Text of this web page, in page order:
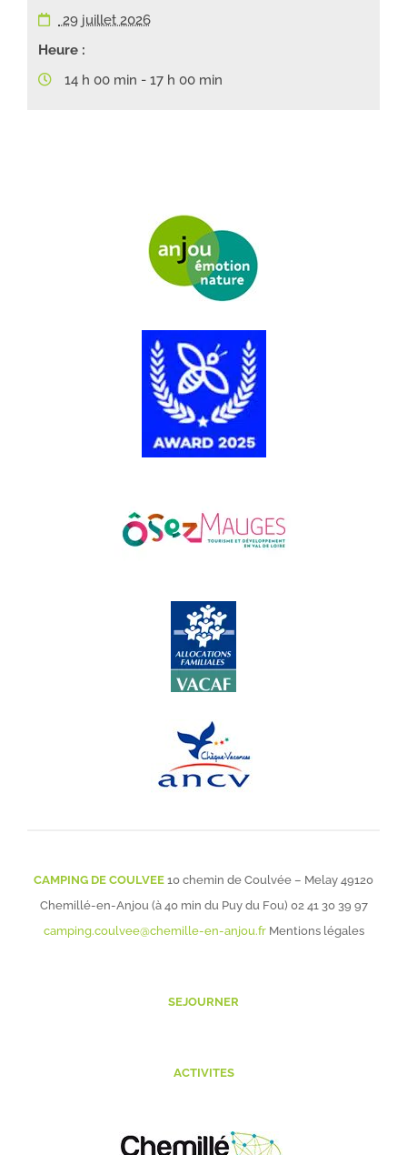
29 juillet 2026
Heure :
14 h 00 min - 17 h 00 min
CAMPING DE COULVEE 10 chemin de Coulvée – Melay 49120
Chemillé-en-Anjou (à 40 min du Puy du Fou) 02 41 30 39 97
camping.coulvee@chemille-en-anjou.fr Mentions légales
SEJOURNER
ACTIVITES